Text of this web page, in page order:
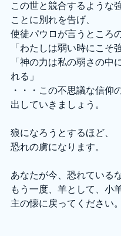
この世と競合するような
ことに別れを告げ、
使徒パウロが言うところの
「わたしは弱い時にこそ
「神の力は私の弱さの中
れる」
・・・この不思議な信仰
出していきましょう。
狼になろうとするほど、
恐れの虜になります。
あなたが今、恐れている
もう一度、羊として、小
主の懐に戻ってください。